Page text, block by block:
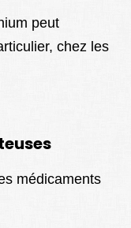
peut
chez les
médicaments